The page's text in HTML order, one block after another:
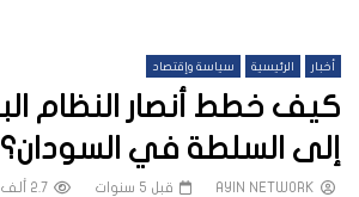
أخبار الرئيسية سياسة وإقتصاد
كيف خطط أنصار النظام
إلى السلطة في السودان؟
AYIN NETWORK قبل 5 سنوات 2.7 ألف